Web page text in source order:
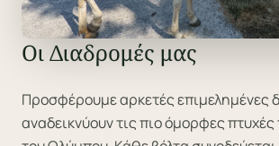
Οι Διαδρομές μας
Προσφέρουμε αρκετές επιμελημένες
αναδεικνύουν τις πιο όμορφες